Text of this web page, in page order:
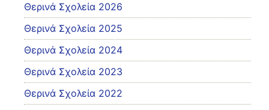
Θερινά Σχολεία 2026
Θερινά Σχολεία 2025
Θερινά Σχολεία 2024
Θερινά Σχολεία 2023
Θερινά Σχολεία 2022